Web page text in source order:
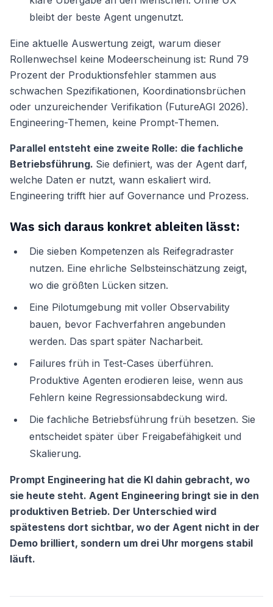
bleibt der beste Agent ungenutzt.
Eine aktuelle Auswertung zeigt, warum dieser
Rollenwechsel keine Modeerscheinung ist: Rund 79
Prozent der Produktionsfehler stammen aus
schwachen Spezifikationen, Koordinationsbrüchen
oder unzureichender Verifikation (FutureAGI 2026).
Engineering-Themen, keine Prompt-Themen.
Parallel entsteht eine zweite Rolle: die fachliche
Betriebsführung. Sie definiert, was der Agent darf,
welche Daten er nutzt, wann eskaliert wird.
Engineering trifft hier auf Governance und Prozess.
Was sich daraus konkret ableiten lässt:
Die sieben Kompetenzen als Reifegradraster
nutzen. Eine ehrliche Selbsteinschätzung zeigt,
wo die größten Lücken sitzen.
Eine Pilotumgebung mit voller Observability
bauen, bevor Fachverfahren angebunden
werden. Das spart später Nacharbeit.
Failures früh in Test-Cases überführen.
Produktive Agenten erodieren leise, wenn aus
Fehlern keine Regressionsabdeckung wird.
Die fachliche Betriebsführung früh besetzen. Sie
entscheidet später über Freigabefähigkeit und
Skalierung.
Prompt Engineering hat die KI dahin gebracht, wo
sie heute steht. Agent Engineering bringt sie in den
produktiven Betrieb. Der Unterschied wird
spätestens dort sichtbar, wo der Agent nicht in der
Demo brilliert, sondern um drei Uhr morgens stabil
läuft.